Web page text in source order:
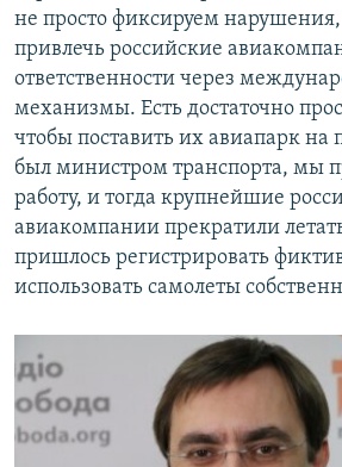
не просто фиксируем
привлечь российские
ответственности через
механизмы. Есть достаточно
чтобы поставить их авиапарк на
был министром транспорта, мы
работу, и тогда крупнейшие
авиакомпании прекратили
пришлось регистрировать
использовать самолеты